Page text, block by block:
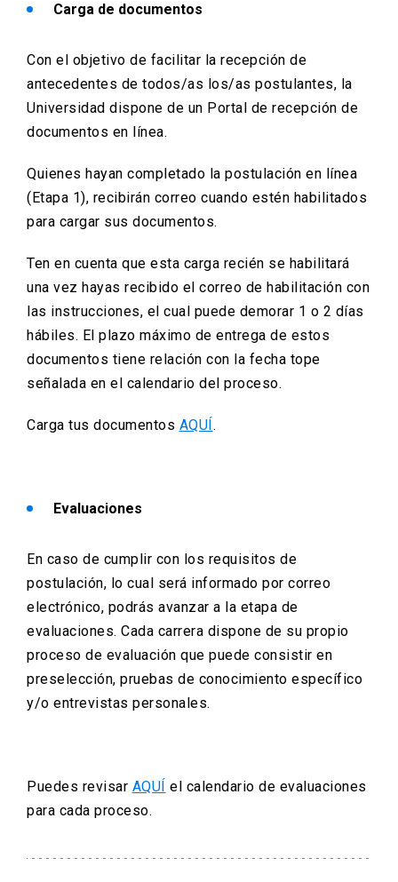
Carga de documentos
Con el objetivo de facilitar la recepción de
antecedentes de todos/as los/as postulantes, la
Universidad dispone de un Portal de recepción de
documentos en línea.
Quienes hayan completado la postulación en línea
(Etapa 1), recibirán correo cuando estén habilitados
para cargar sus documentos.
Ten en cuenta que esta carga recién se habilitará
una vez hayas recibido el correo de habilitación con
las instrucciones, el cual puede demorar 1 o 2 días
hábiles. El plazo máximo de entrega de estos
documentos tiene relación con la fecha tope
señalada en el calendario del proceso.
Carga tus documentos AQUÍ.
Evaluaciones
En caso de cumplir con los requisitos de
postulación, lo cual será informado por correo
electrónico, podrás avanzar a la etapa de
evaluaciones. Cada carrera dispone de su propio
proceso de evaluación que puede consistir en
preselección, pruebas de conocimiento específico
y/o entrevistas personales.
Puedes revisar AQUÍ el calendario de evaluaciones
para cada proceso.